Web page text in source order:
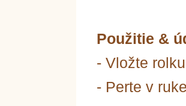
Použitie &
- Vložte
- Perte v